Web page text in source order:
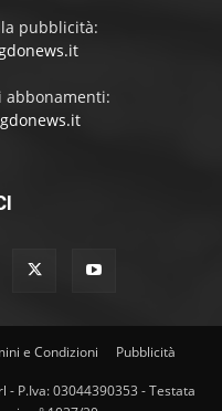
pubblicità:
abbonamenti:
e Condizioni Pubblicità
- P.Iva: 03044390353 - Testata